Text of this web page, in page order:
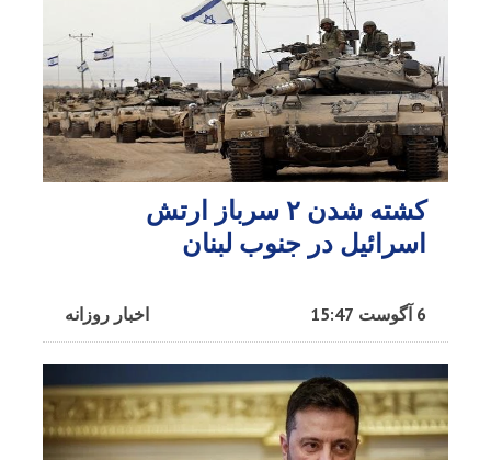
کشته شدن ۲ سرباز ارتش
اسرائیل در جنوب لبنان
اخبار روزانه 6 آگوست 15:47